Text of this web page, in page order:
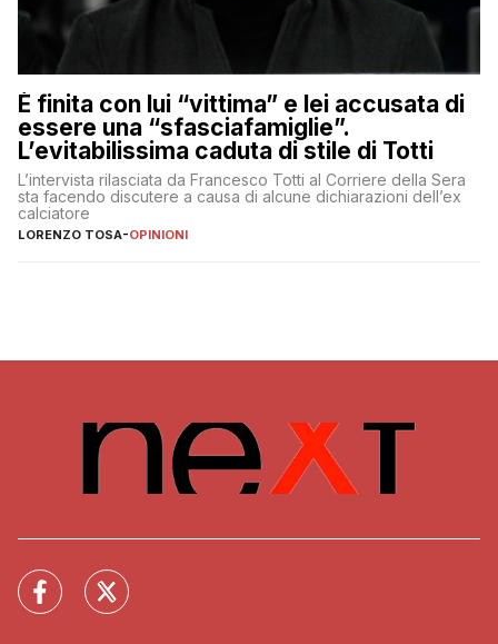
È finita con lui “vittima” e lei accusata di
essere una “sfasciafamiglie”.
L’evitabilissima caduta di stile di Totti
L’intervista rilasciata da Francesco Totti al Corriere della Sera
sta facendo discutere a causa di alcune dichiarazioni dell’ex
calciatore
LORENZO TOSA-OPINIONI